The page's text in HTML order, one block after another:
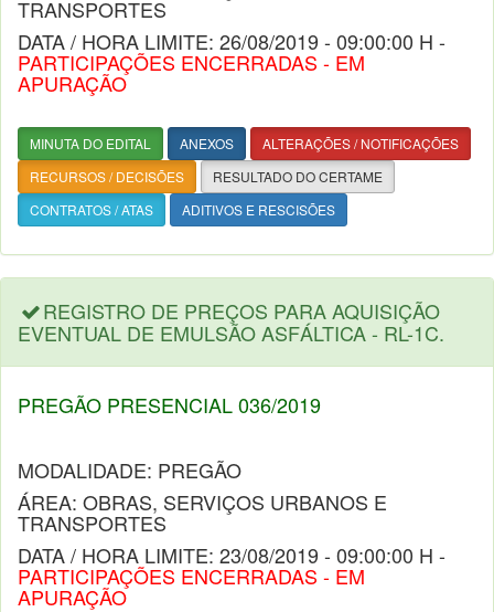
TRANSPORTES
DATA / HORA LIMITE: 26/08/2019 - 09:00:00 H -
PARTICIPAÇÕES ENCERRADAS - EM
APURAÇÃO
MINUTA DO EDITAL ANEXOS
ALTERAÇÕES / NOTIFICAÇÕES
RECURSOS / DECISÕES
RESULTADO DO CERTAME
CONTRATOS / ATAS
ADITIVOS E RESCISÕES
REGISTRO DE PREÇOS PARA AQUISIÇÃO
EVENTUAL DE EMULSÃO ASFÁLTICA - RL-1C.
PREGÃO PRESENCIAL 036/2019
MODALIDADE: PREGÃO
ÁREA: OBRAS, SERVIÇOS URBANOS E
TRANSPORTES
DATA / HORA LIMITE: 23/08/2019 - 09:00:00 H -
PARTICIPAÇÕES ENCERRADAS - EM
APURAÇÃO